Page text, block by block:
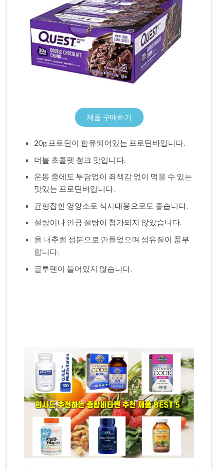
제품 구매하기
20g 프로틴이 함유되어있는 프로틴바입니다.
더블 초콜렛 청크 맛입니다.
운동 중에도 부담없이 죄책감 없이 먹을 수 있는
맛있는 프로틴바입니다.
균형잡힌 영양소로 식사대용으로도 좋습니다.
설탕이나 인공 설탕이 첨가되지 않았습니다.
올 내추럴 성분으로 만들었으며 섬유질이 풍부
합니다.
글루텐이 들어있지 않습니다.